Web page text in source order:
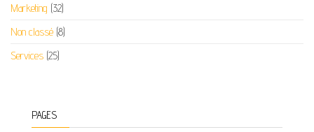
Marketing (32)
Non classé (8)
Services (25)
PAGES